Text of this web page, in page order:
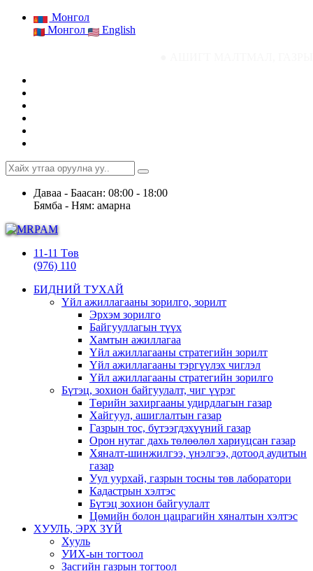
Монгол
Монгол
English
Даваа - Баасан: 08:00 - 18:00
Бямба - Ням: амарна
11-11 Төв
(976) 110
БИДНИЙ ТУХАЙ
Үйл ажиллагааны зорилго, зорилт
Эрхэм зорилго
Байгууллагын түүх
Хамтын ажиллагаа
Үйл ажиллагааны стратегийн зорилт
Үйл ажиллагааны тэргүүлэх чиглэл
Үйл ажиллагааны стратегийн зорилго
Бүтэц, зохион байгуулалт, чиг үүрэг
Төрийн захиргааны удирдлагын газар
Хайгуул, ашиглалтын газар
Газрын тос, бүтээгдэхүүний газар
Орон нутаг дахь төлөөлөл хариуцсан газар
Хяналт-шинжилгээ, үнэлгээ, дотоод аудитын
газар
Уул уурхай, газрын тосны төв лаборатори
Кадастрын хэлтэс
Бүтэц зохион байгуулалт
Цөмийн болон цацрагийн хяналтын хэлтэс
ХУУЛЬ, ЭРХ ЗҮЙ
Хууль
УИХ-ын тогтоол
Засгийн газрын тогтоол